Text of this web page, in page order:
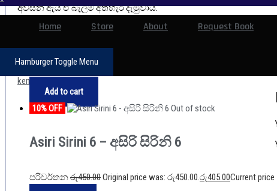
Home Store About Request Book
Hamburger Toggle Menu
අවසන ඇය ඒ බැල්ම අතහැර දැමුවාය.
Oba nathi ma-ඔබ නැති මා quantity
Add to cart
Category:
පරිවර්තන
kendraya
Add to cart
10% OFF
Out of stock
Asiri Sirini 6 – අසිරි සිරිනි 6
පරිවර්තනරු450.00Original price was: රු450.00.රු405.00Current price